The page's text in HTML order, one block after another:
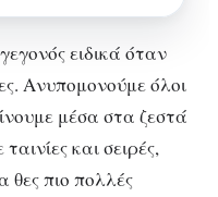
χειμώνα
ειδικά όταν
Ανυπομονούμε όλοι
μέσα στα ζεστά
και σειρές,
θες πιο πολλές